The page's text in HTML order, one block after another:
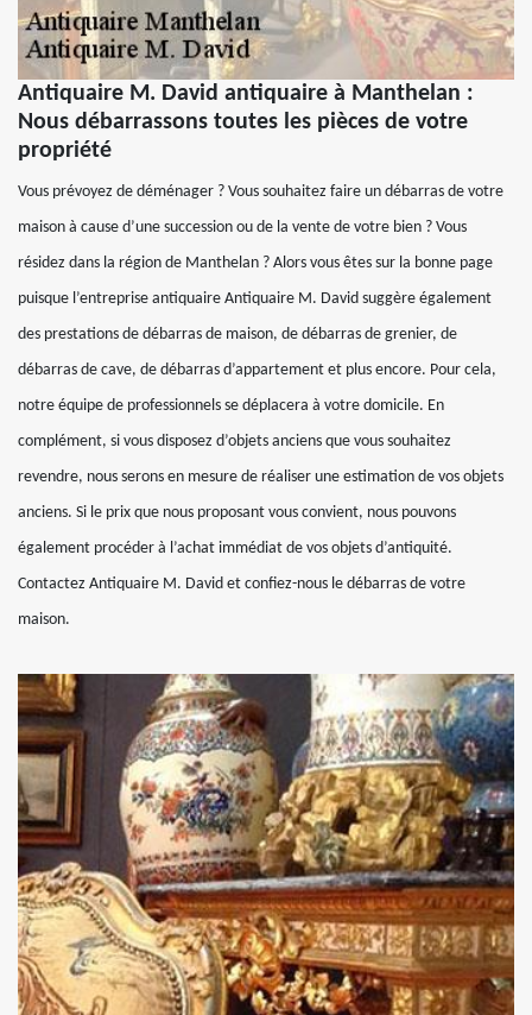
Antiquaire M. David antiquaire à Manthelan :
Nous débarrassons toutes les pièces de votre
propriété
Vous prévoyez de déménager ? Vous souhaitez faire un débarras de votre
maison à cause d’une succession ou de la vente de votre bien ? Vous
résidez dans la région de Manthelan ? Alors vous êtes sur la bonne page
puisque l’entreprise antiquaire Antiquaire M. David suggère également
des prestations de débarras de maison, de débarras de grenier, de
débarras de cave, de débarras d’appartement et plus encore. Pour cela,
notre équipe de professionnels se déplacera à votre domicile. En
complément, si vous disposez d’objets anciens que vous souhaitez
revendre, nous serons en mesure de réaliser une estimation de vos objets
anciens. Si le prix que nous proposant vous convient, nous pouvons
également procéder à l’achat immédiat de vos objets d’antiquité.
Contactez Antiquaire M. David et confiez-nous le débarras de votre
maison.